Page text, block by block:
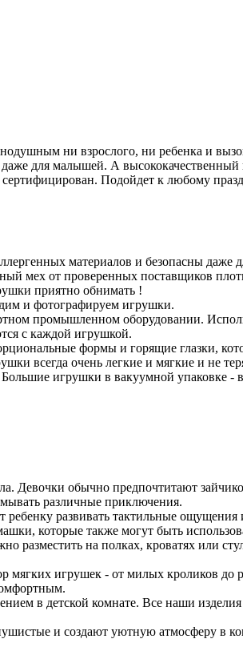
ни взрослого, ни ребенка и
для малышей. А
Подойдет к любому
материалов и безопасны даже
мех от проверенных поставщиков
приятно обнимать !
и фотографируем игрушки.
промышленном оборудовании.
с каждой игрушкой.
формы и горящие глазки,
всегда очень легкие и мягкие и не
игрушки в вакуумной упаковке -
Девочки обычно предпочтитают
различные приключения.
развивать тактильные
которые также могут быть
разместить на полках, кроватях или
мягких игрушек - от милых кроликов до
в детской комнате. Все наши
и создают уютную атмосферу в